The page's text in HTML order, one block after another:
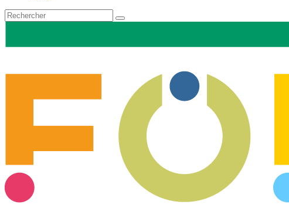
Recherche
pour